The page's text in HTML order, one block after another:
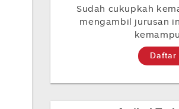
Sudah cukupkah
mengambil jurusan
Daftar